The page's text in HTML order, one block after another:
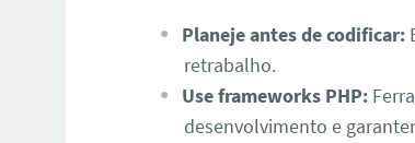
Planeje antes de codificar:
retrabalho.
Use frameworks PHP:
desenvolvimento e